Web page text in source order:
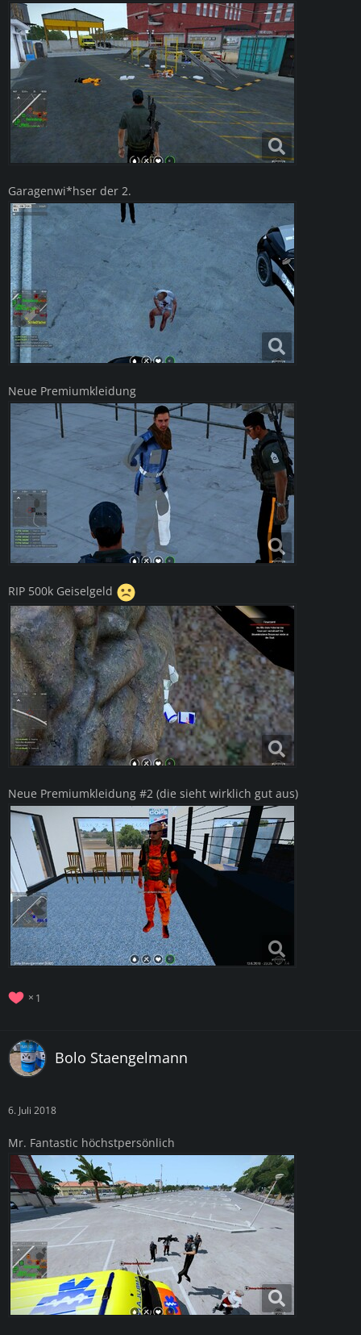
Garagenwi*hser der 2.
Neue Premiumkleidung
RIP 500k Geiselgeld
Neue Premiumkleidung #2 (die sieht wirklich gut aus)
1
Bolo Staengelmann
6. Juli 2018
Mr. Fantastic höchstpersönlich